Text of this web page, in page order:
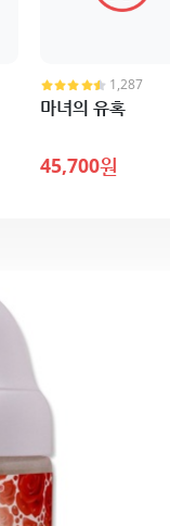
1,287
마녀의 유혹
45,700원